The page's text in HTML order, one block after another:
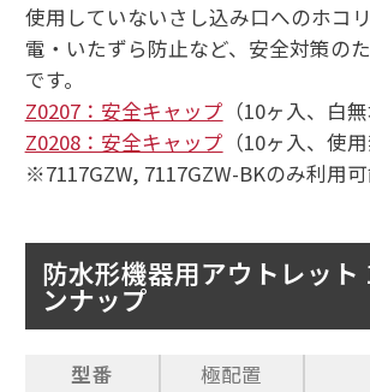
使用していないさし込み口へのホコ
電・いたずら防止など、安全対策の
です。
Z0207：安全キャップ （10ヶ入、白無
Z0208：安全キャップ （10ヶ入、使
※7117GZW, 7117GZW-BKのみ利用
防水形機器用アウトレット
ンナップ
型番 極配置